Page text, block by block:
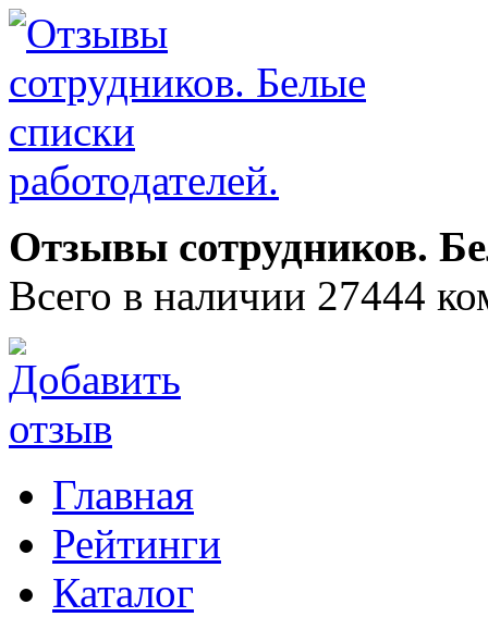
Отзывы сотрудников.
Всего в наличии 27444
Главная
Рейтинги
Каталог